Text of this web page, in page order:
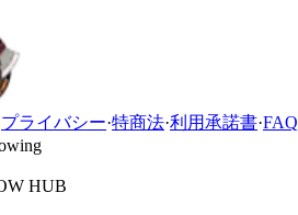
プライバシー·特商法·利用承諾書·FAQ
HUB